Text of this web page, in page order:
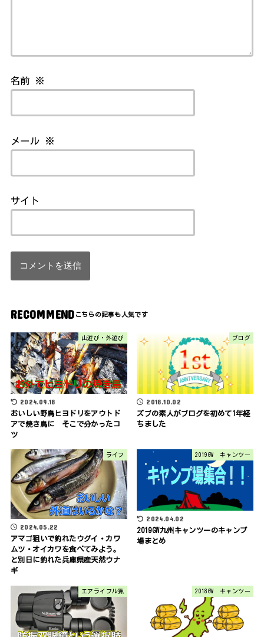
名前 ※
メール ※
サイト
RECOMMEND
山遊び・外遊び
2024.09.18
おいしい野鳥ヒヨドリをアウトド
アで焼き鳥に そこで分かったコ
ツ
ブログ
2018.10.02
ズブの素人がブログを初めて1年経
ちました
ライフ
2024.05.22
アマゴ狙いで釣れたウグイ・カワ
ムツ・オイカワを食べてみよう。
と別日に釣れた兵庫県産天然ウナ
ギ
2019GW キャンツー
2024.04.02
2019GW九州キャンツーのキャンプ
場まとめ
エアライフル猟 2018GW キャンツー